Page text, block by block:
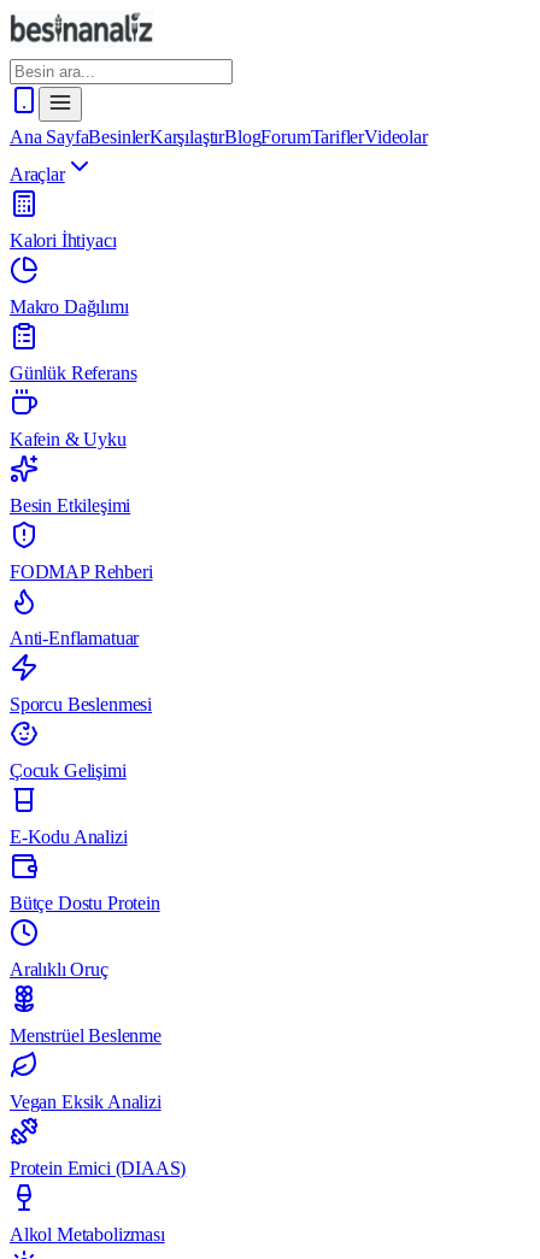
Ana SayfaBesinlerKarşılaştırBlogForumTariflerVideolar
Araçlar
Kalori İhtiyacı
Makro Dağılımı
Günlük Referans
Kafein & Uyku
Besin Etkileşimi
FODMAP Rehberi
Anti-Enflamatuar
Sporcu Beslenmesi
Çocuk Gelişimi
E-Kodu Analizi
Bütçe Dostu Protein
Aralıklı Oruç
Menstrüel Beslenme
Vegan Eksik Analizi
Protein Emici (DIAAS)
Alkol Metabolizması